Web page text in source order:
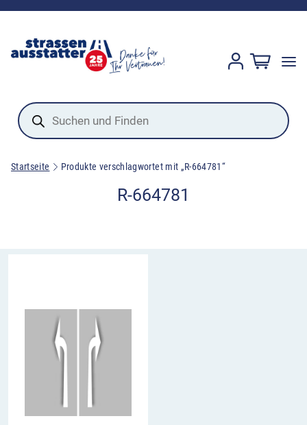
Products
search
Startseite Produkte verschlagwortet mit „R-664781“
R-664781